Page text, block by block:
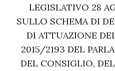
LEGISLATIVO 28
SULLO SCHEMA DI
DI ATTUAZIONE
2015/2193 DEL
DEL CONSIGLIO,